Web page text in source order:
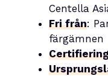
Centella
Fri från:
färgämnen